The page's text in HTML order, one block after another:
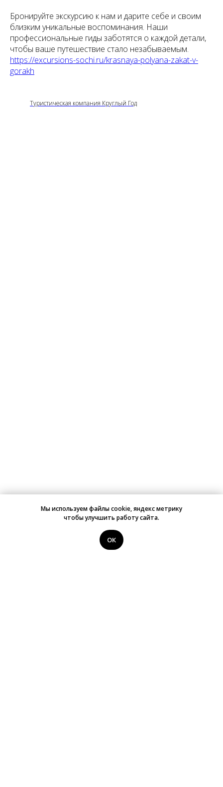
Бронируйте экскурсию к нам и дарите себе и своим
близким уникальные воспоминания. Наши
профессиональные гиды заботятся о каждой детали,
чтобы ваше путешествие стало незабываемым.
https://excursions-sochi.ru/krasnaya-polyana-zakat-v-
gorakh
Туристическая компания Круглый Год
Мы используем файлы cookie, яндекс метрику
чтобы улучшить работу сайта.
ОК